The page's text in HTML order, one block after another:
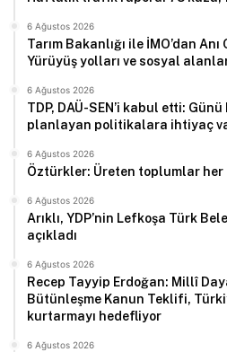
6 Ağustos 2026
Tarım Bakanlığı ile İMO’dan
Yürüyüş yolları ve sosyal
6 Ağustos 2026
TDP, DAÜ-SEN’i kabul etti:
planlayan politikalara ihtiyaç
6 Ağustos 2026
Öztürkler: Üreten toplumlar her
6 Ağustos 2026
Arıklı, YDP’nin Lefkoşa Türk
açıkladı
6 Ağustos 2026
Recep Tayyip Erdoğan: Millî
Bütünleşme Kanun Teklifi,
kurtarmayı hedefliyor
6 Ağustos 2026